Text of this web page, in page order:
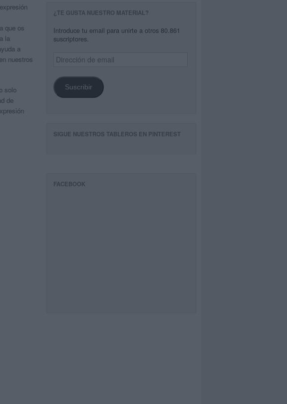
que os
la
a
nuestros
solo
de
¿TE GUSTA NUESTRO MATERIAL?
Introduce tu email para unirte a otros 80.861
suscriptores.
Dirección
de
Suscribir
SIGUE NUESTROS TABLEROS EN PINTEREST
FACEBOOK